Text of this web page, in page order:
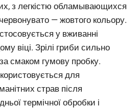
з легкістю обламывающихся
— жовтого кольору.
у вживанні
віці. Зрілі гриби сильно
смаком гумову пробку.
для
страв після
термічної обробки і